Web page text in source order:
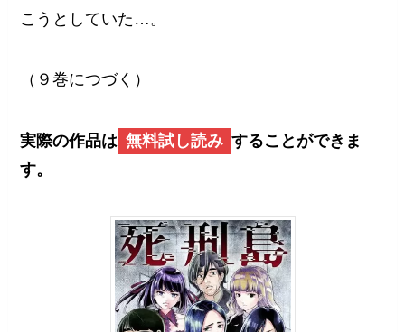
こうとしていた…。
（９巻につづく）
実際の作品は 無料試し読み することができま
す。